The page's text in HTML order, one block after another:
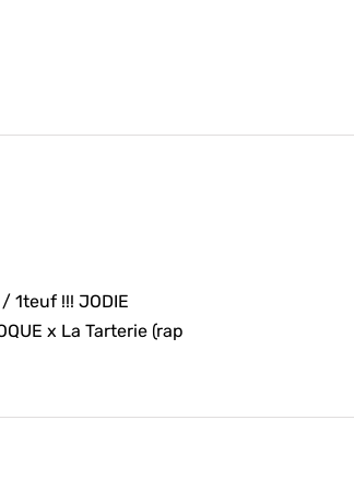
1teuf !!! JODIE
x La Tarterie (rap